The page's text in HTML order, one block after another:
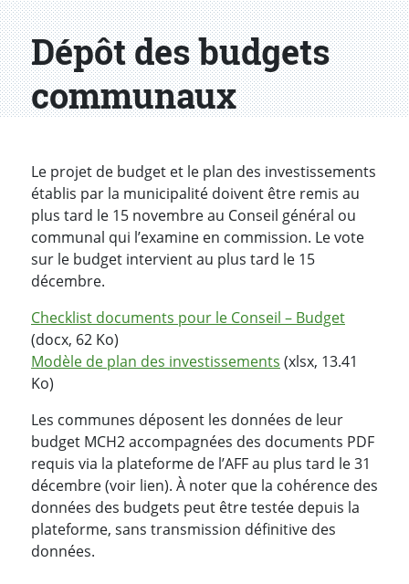
Dépôt des budgets
communaux
Le projet de budget et le plan des investissements
établis par la municipalité doivent être remis au
plus tard le 15 novembre au Conseil général ou
communal qui l’examine en commission. Le vote
sur le budget intervient au plus tard le 15
décembre.
Checklist documents pour le Conseil – Budget
(docx, 62 Ko)
Modèle de plan des investissements (xlsx, 13.41
Ko)
Les communes déposent les données de leur
budget MCH2 accompagnées des documents PDF
requis via la plateforme de l’AFF au plus tard le 31
décembre (voir lien). À noter que la cohérence des
données des budgets peut être testée depuis la
plateforme, sans transmission définitive des
données.